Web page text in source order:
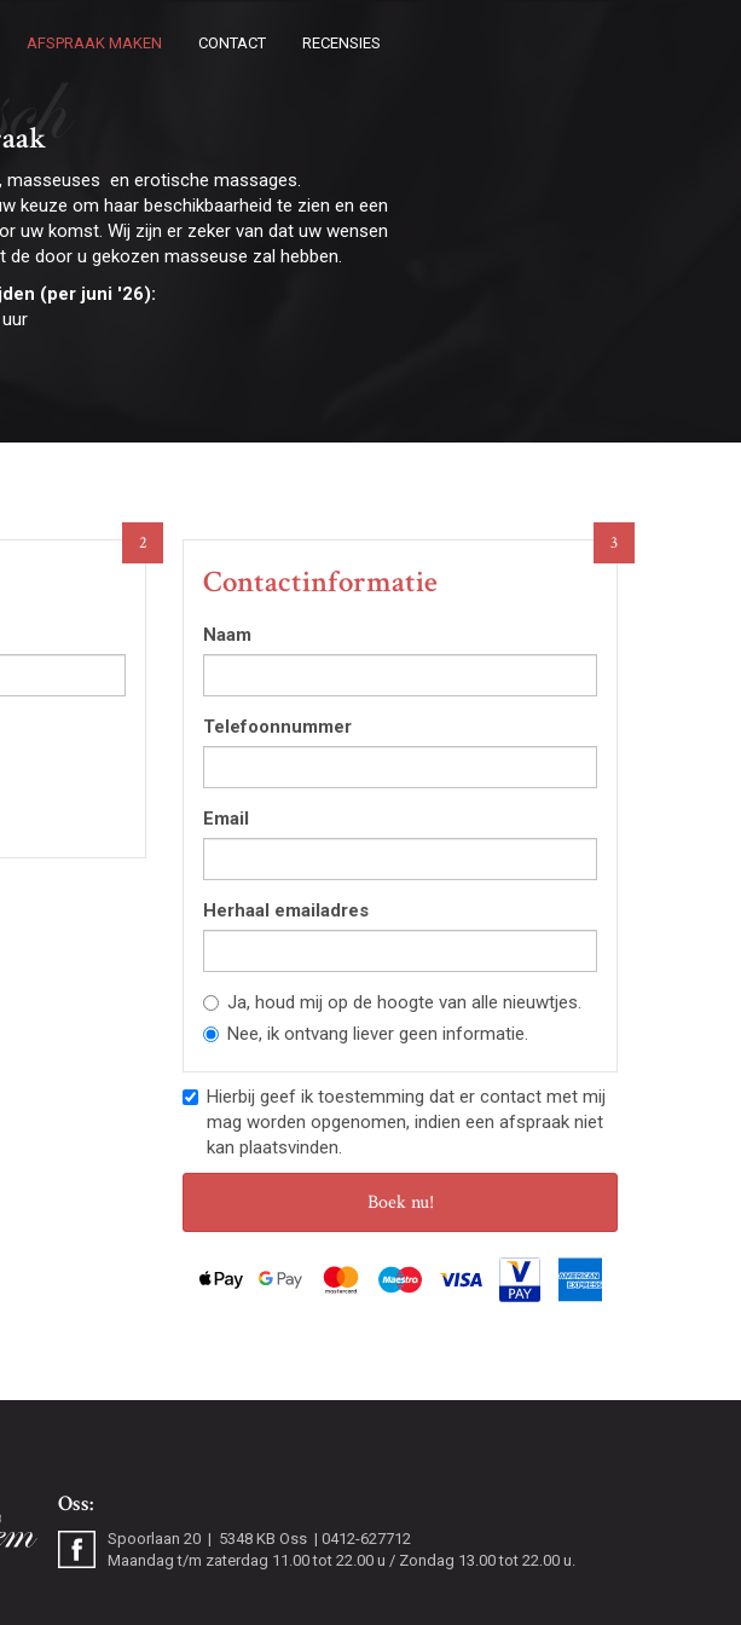
masseuses en erotische massages.
keuze om haar beschikbaarheid te zien en een
uw komst. Wij zijn er zeker van dat uw wensen
de door u gekozen masseuse zal hebben.
(per juni '26):
2 3
Contactinformatie
Naam
Telefoonnummer
Email
Herhaal emailadres
Ja, houd mij op de hoogte van alle nieuwtjes.
Nee, ik ontvang liever geen informatie.
Hierbij geef ik toestemming dat er contact met mij
mag worden opgenomen, indien een afspraak niet
kan plaatsvinden.
Boek nu!
Oss:
Spoorlaan 20 5348 KB Oss
0412-627712
Maandag t/m zaterdag 11.00 tot 22.00 u / Zondag 13.00 tot 22.00 u.
AFSPRAAK MAKEN CONTACT RECENSIES